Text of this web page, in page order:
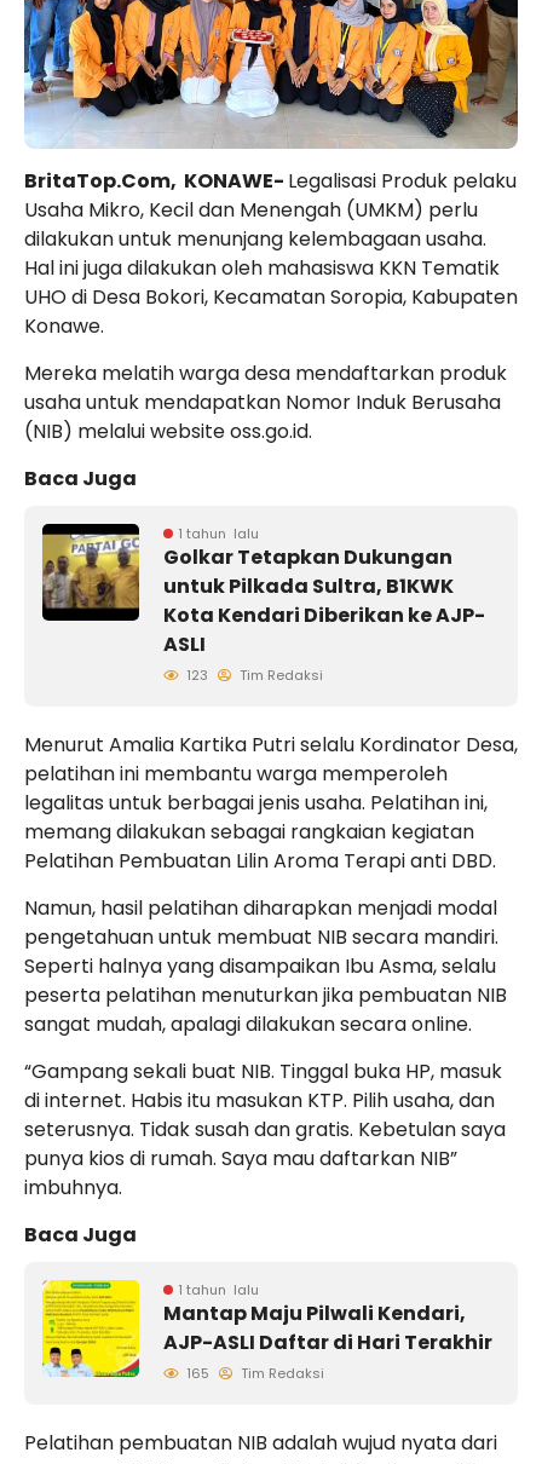
BritaTop.Com, KONAWE- Legalisasi Produk pelaku
Usaha Mikro, Kecil dan Menengah (UMKM) perlu
dilakukan untuk menunjang kelembagaan usaha.
Hal ini juga dilakukan oleh mahasiswa KKN Tematik
UHO di Desa Bokori, Kecamatan Soropia, Kabupaten
Konawe.
Mereka melatih warga desa mendaftarkan produk
usaha untuk mendapatkan Nomor Induk Berusaha
(NIB) melalui website oss.go.id.
Baca Juga
1 tahun lalu
Golkar Tetapkan Dukungan
untuk Pilkada Sultra, B1KWK
Kota Kendari Diberikan ke AJP-
ASLI
123 Tim Redaksi
Menurut Amalia Kartika Putri selalu Kordinator Desa,
pelatihan ini membantu warga memperoleh
legalitas untuk berbagai jenis usaha. Pelatihan ini,
memang dilakukan sebagai rangkaian kegiatan
Pelatihan Pembuatan Lilin Aroma Terapi anti DBD.
Namun, hasil pelatihan diharapkan menjadi modal
pengetahuan untuk membuat NIB secara mandiri.
Seperti halnya yang disampaikan Ibu Asma, selalu
peserta pelatihan menuturkan jika pembuatan NIB
sangat mudah, apalagi dilakukan secara online.
“Gampang sekali buat NIB. Tinggal buka HP, masuk
di internet. Habis itu masukan KTP. Pilih usaha, dan
seterusnya. Tidak susah dan gratis. Kebetulan saya
punya kios di rumah. Saya mau daftarkan NIB”
imbuhnya.
Baca Juga
1 tahun lalu
Mantap Maju Pilwali Kendari,
AJP-ASLI Daftar di Hari Terakhir
165 Tim Redaksi
Pelatihan pembuatan NIB adalah wujud nyata dari